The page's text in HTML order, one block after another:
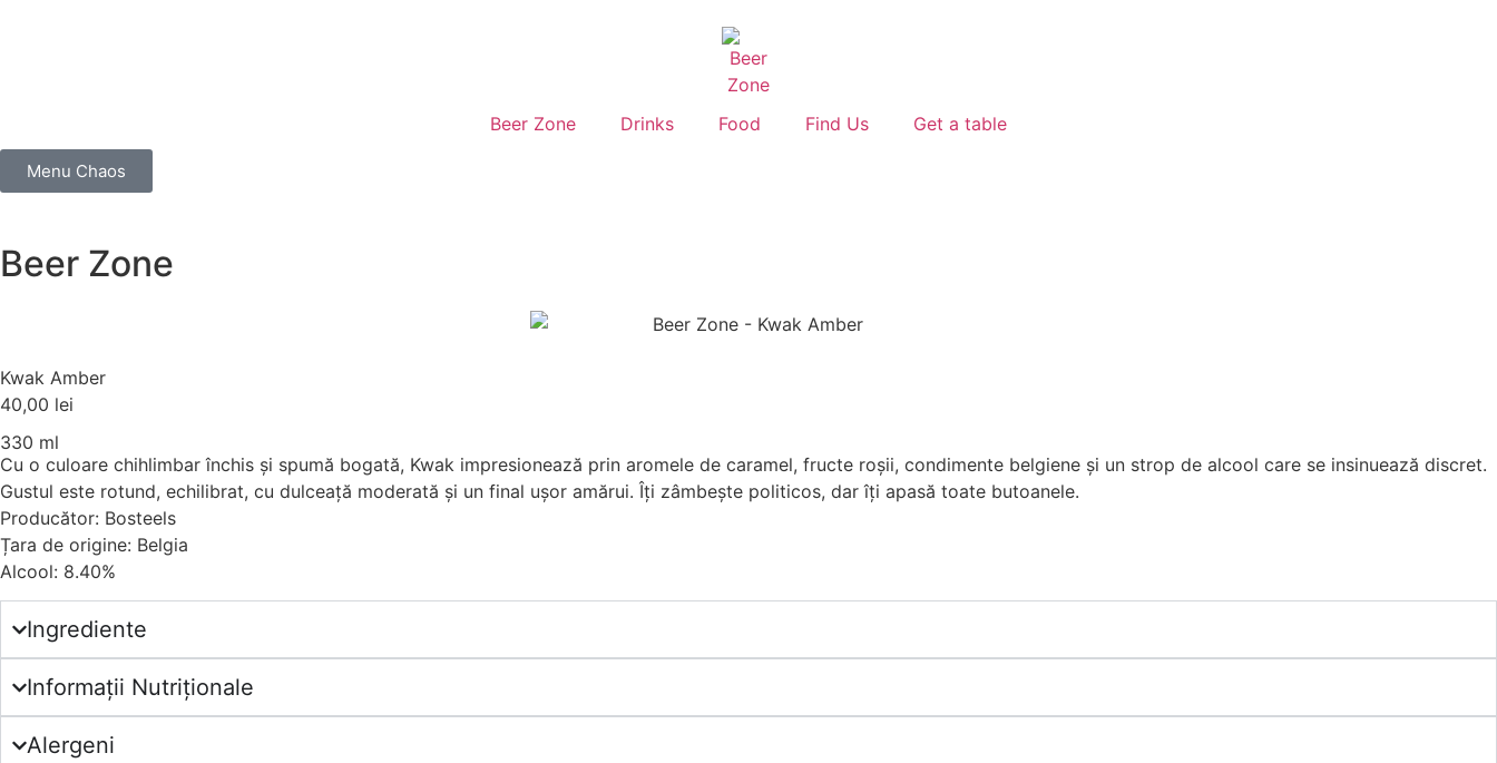
Beer Zone Drinks Food Find Us Get a table
Menu Chaos
Beer Zone
Kwak Amber
40,00 lei
330 ml
Cu o culoare chihlimbar închis și spumă bogată, Kwak impresionează prin aromele de caramel, fructe roșii, condimente belgiene și un strop de alcool care se insinuează discret.
Gustul este rotund, echilibrat, cu dulceață moderată și un final ușor amărui. Îți zâmbește politicos, dar îți apasă toate butoanele.
Producător: Bosteels
Țara de origine: Belgia
Alcool: 8.40%
Ingrediente
Informații Nutriționale
Alergeni